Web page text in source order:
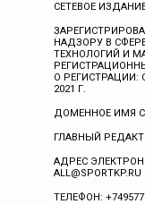
СЕТЕВОЕ
НАДЗОРУ В
ТЕХНОЛОГИЙ И
О РЕГИСТРАЦИИ:
2021 Г.
ДОМЕННОЕ ИМЯ
ГЛАВНЫЙ
АДРЕС
ALL@SPORTKP.RU
ТЕЛЕФОН: